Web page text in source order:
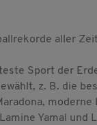
aller
Sport der
z. B. die
moderne
Yamal und